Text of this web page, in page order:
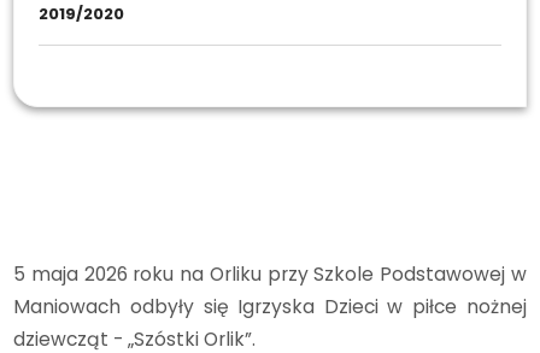
2019/2020
5 maja 2026 roku na Orliku przy Szkole Podstawowej w
Maniowach odbyły się Igrzyska Dzieci w piłce nożnej
dziewcząt - „Szóstki Orlik”.